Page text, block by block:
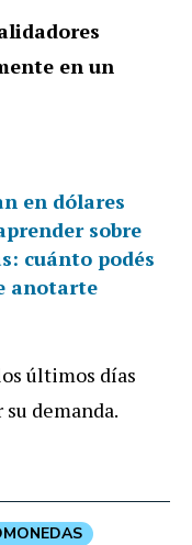
en un
en dólares
sobre
cuánto podés
anotarte
últimos días
demanda.